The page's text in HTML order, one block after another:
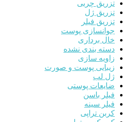
تزریق چربی
تزریق ژل
تزریق فیلر
جوانسازی پوست
خال برداری
دسته بندی نشده
زاویه سازی
زیبایی پوست و صورت
ژل لب
ضایعات پوستی
فیلر باسن
فیلر سینه
کربن تراپی